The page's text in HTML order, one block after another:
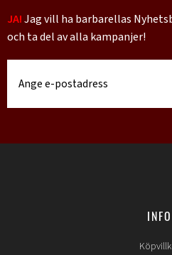
JA!Jag vill ha barbarellas
och ta del av alla kampanjer!
INFO